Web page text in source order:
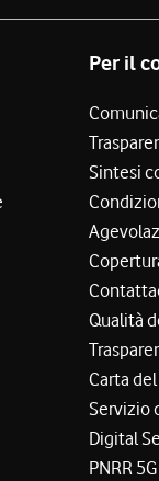
Per il
Sintesi
Qualità
Carta
Servizio
Digital
PNRR 5G